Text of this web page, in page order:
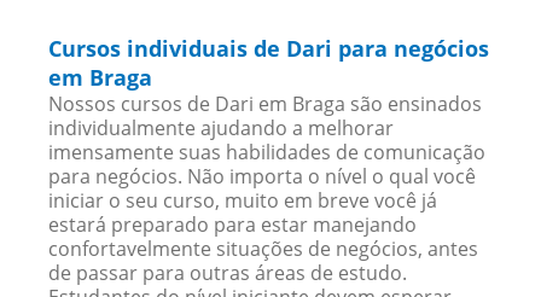
Cursos individuais de Dari para negócios
em Braga
Nossos cursos de Dari em Braga são ensinados
individualmente ajudando a melhorar
imensamente suas habilidades de comunicação
para negócios. Não importa o nível o qual você
iniciar o seu curso, muito em breve você já
estará preparado para estar manejando
confortavelmente situações de negócios, antes
de passar para outras áreas de estudo.